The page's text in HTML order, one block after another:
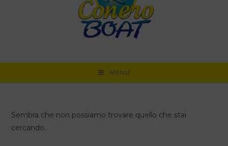
MENU
Sembra che non possiamo trovare quello che stai
cercando.